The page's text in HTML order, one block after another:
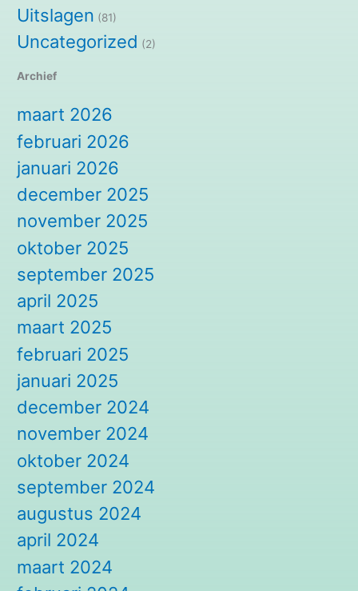
Uitslagen (81)
Uncategorized (2)
Archief
maart 2026
februari 2026
januari 2026
december 2025
november 2025
oktober 2025
september 2025
april 2025
maart 2025
februari 2025
januari 2025
december 2024
november 2024
oktober 2024
september 2024
augustus 2024
april 2024
maart 2024